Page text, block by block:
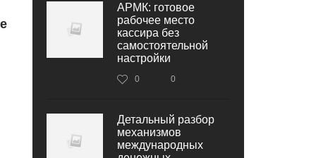
АРМК: готовое
рабочее место
кассира без
самостоятельной
настройки
0 0
Детальный разбор
механизмов
международных